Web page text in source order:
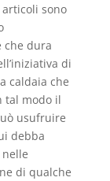
sono
che dura
di
caldaia che
tal modo il
usufruire
debba
nelle
di qualche